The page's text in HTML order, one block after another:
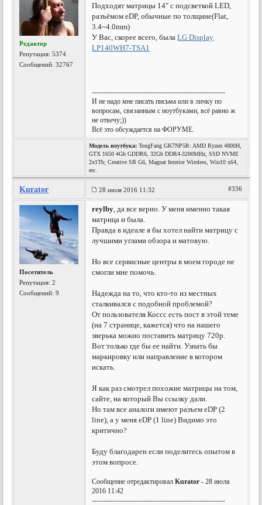
Редактор
Репутация:5374
Сообщений: 32767
Подходят матрицы 14" с подсветкой LED,
разъёмом eDP, обычные по толщине(Flat,
3.4~4.0mm)
У Вас, скорее всего, былаLG Display
LP140WH7-TSA1
---------------------------------------------------------
И не надо мне писать письма или в личку по
вопросам, связанным с ноутбуками, всё равно ж
не отвечу;))
Всё это обсуждается на ФОРУМЕ.
Модель ноутбука: TongFang GK7NP5R: AMD Ryzen 4800H,
GTX 1650 4Gb GDDR6, 32Gb DDR4-3200MHz, SSD NVME
2x1Tb; Creative SB G6, Magnat Interior Wireless, Win10 x64,
etc.
Kurator 28 июля 2016 11:32 #336
Посетитель
Репутация:2
Сообщений: 9
reylby, да все верно. У меня именно такая
матрица и была.
Правда в идеале я бы хотел найти матрицу с
лучшими углами обзора и матовую.
Но все сервисные центры в моем городе не
смогли мне помочь.
Надежда на то, что кто-то из местных
сталкивался с подобной проблемой?
От пользователя Коссс есть пост в этой теме
(на 7 странице, кажется) что на нашего
зверька можно поставить матрицу 720p.
Вот только где бы ее найти. Узнать бы
маркировку или направление в котором
искать.
Я как раз смотрел похожие матрицы на том,
сайте, на который Вы ссылку дали.
Но там все аналоги имеют разъем eDP (2
line), а у меня eDP (1 line) Видимо это
критично?
Буду благодарен если поделитесь опытом в
этом вопросе.
Сообщение отредактировалKurator - 28 июля
2016 11:42
---------------------------------------------------------